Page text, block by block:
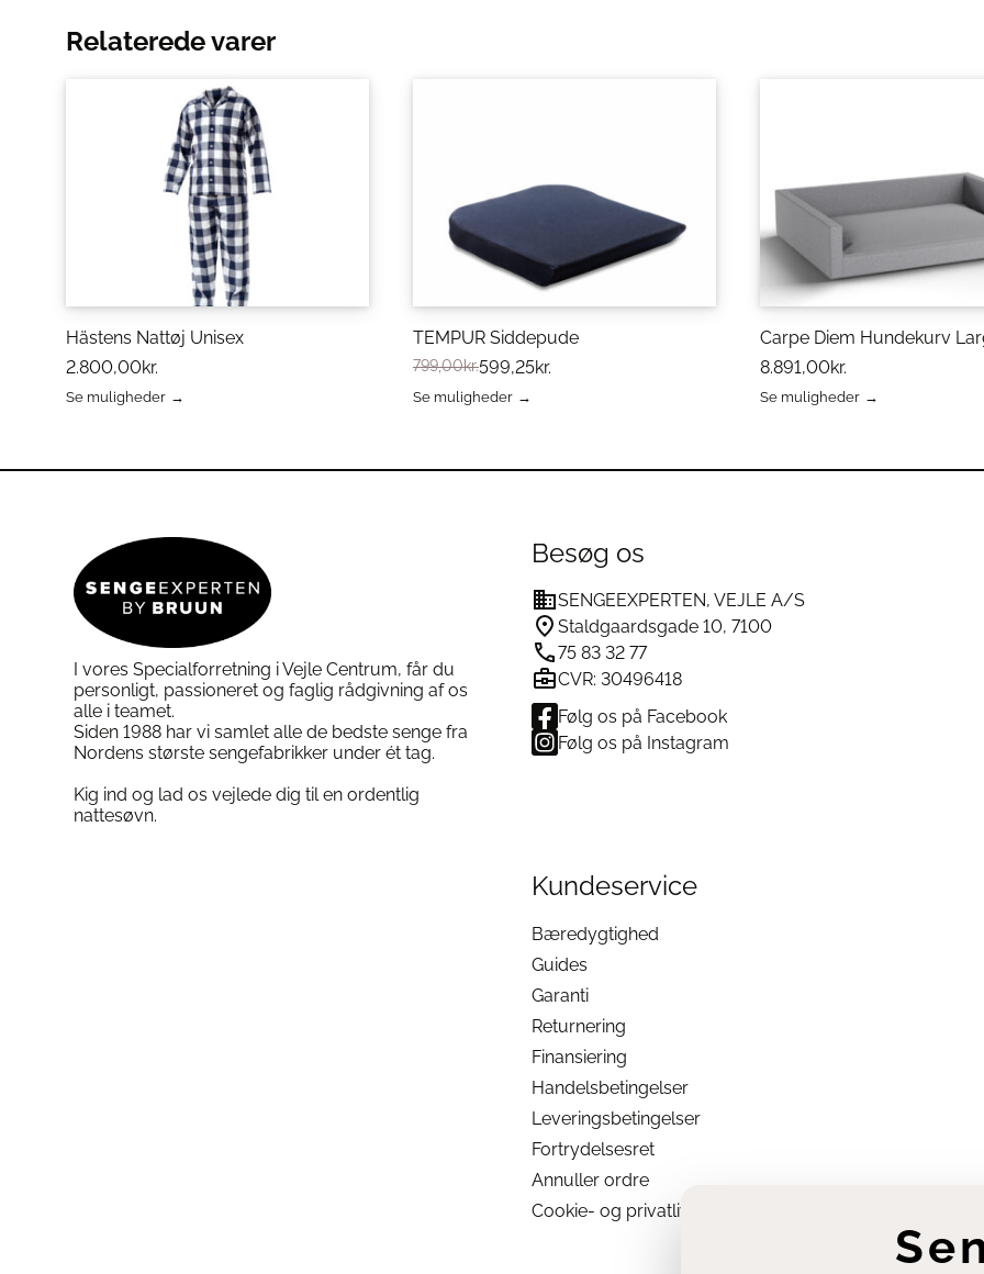
Relaterede varer
Hästens Nattøj Unisex
2.800,00kr.
Se muligheder
flere
vælges
på
varesiden
TEMPUR Siddepude
799,00kr.599,25kr.
Se muligheder
flere
Carpe Diem Hundekurv
8.891,00kr.
Se muligheder
flere
varesiden
I vores Specialforretning i Vejle Centrum, får du
personligt, passioneret og faglig rådgivning af os
alle i teamet.
Siden 1988 har vi samlet alle de bedste senge fra
Nordens største sengefabrikker under ét tag.
Kig ind og lad os vejlede dig til en ordentlig
nattesøvn.
Besøg os
SENGEEXPERTEN, VEJLE A/S
Staldgaardsgade 10, 7100
75 83 32 77
CVR: 30496418
Følg os på Facebook
Følg os på Instagram
Kundeservice
Bæredygtighed
Guides
Garanti
Returnering
Finansiering
Handelsbetingelser
Leveringsbetingelser
Fortrydelsesret
Annuller ordre
Cookie- og privatlivsindstillinger